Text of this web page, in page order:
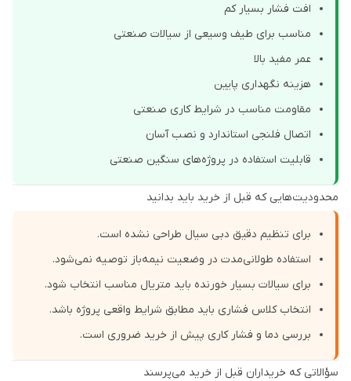
افت فشار بسیار کم
مناسب برای طیف وسیعی از سیالات صنعتی
عمر مفید بالا
هزینه نگهداری پایین
مقاومت مناسب در شرایط کاری صنعتی
اتصال فلنجی استاندارد و نصب آسان
قابلیت استفاده در پروژه‌های سنگین صنعتی
محدودیت‌هایی که قبل از خرید باید بدانید
برای تنظیم دقیق دبی سیال طراحی نشده است.
استفاده طولانی‌مدت در وضعیت نیمه‌باز توصیه نمی‌شود.
برای سیالات بسیار خورنده باید متریال مناسب انتخاب شود.
انتخاب کلاس فشاری باید مطابق شرایط واقعی پروژه باشد.
بررسی دما و فشار کاری پیش از خرید ضروری است.
سؤالاتی که خریداران قبل از خرید می‌پرسند